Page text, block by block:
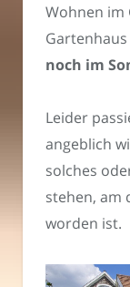
Wohnen im
noch im
Leider
angeblich
solches
stehen, am
worden ist.